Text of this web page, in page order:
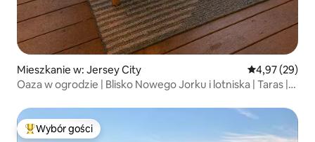
Mieszkanie w: Jersey City Średnia
4,97 (29)
Oaza w ogrodzie | Blisko Nowego Jorku i lotniska | Taras |
Najpopularniejsze z kategorii Wybór gości
Wybór gości